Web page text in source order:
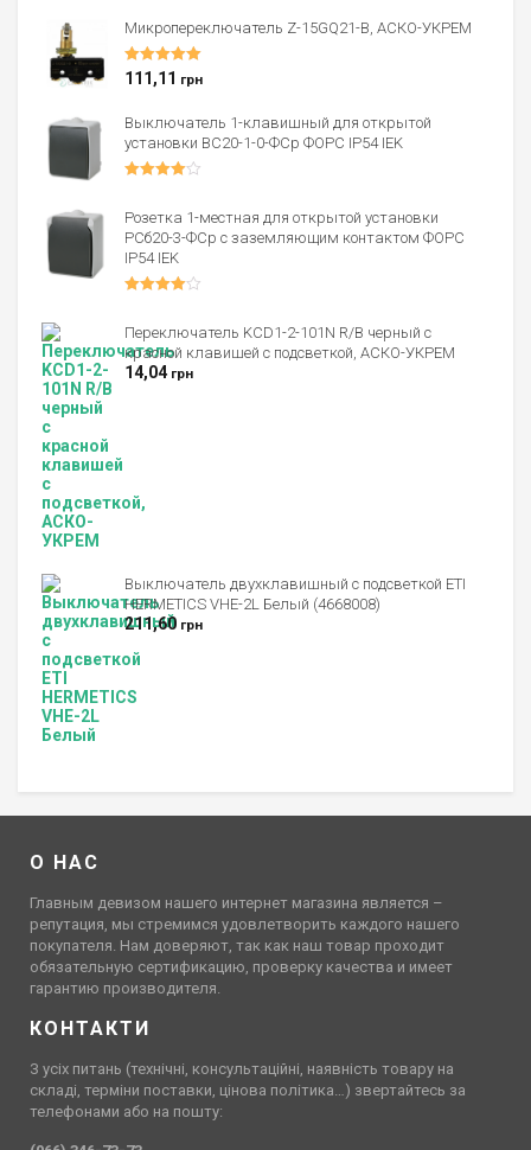
Микропереключатель Z-15GQ21-B, АСКО-УКРЕМ
Оценка5.00
из 5
111,11 грн
Выключатель 1-клавишный для открытой
установки ВС20-1-0-ФСр ФОРС IP54 IEK
Розетка 1-местная для открытой установки
РСб20-3-ФСр с заземляющим контактом ФОРС
IP54 IEK
Переключатель KCD1-2-101N R/B черный с
красной клавишей с подсветкой, АСКО-УКРЕМ
14,04 грн
Выключатель двухклавишный с подсветкой ETI
HERMETICS VHE-2L Белый (4668008)
211,60 грн
О НАС
Главным девизом нашего интернет магазина является –
репутация, мы стремимся удовлетворить каждого нашего
покупателя. Нам доверяют, так как наш товар проходит
обязательную сертификацию, проверку качества и имеет
гарантию производителя.
КОНТАКТИ
З усіх питань (технічні, консультаційні, наявність товару на
складі, терміни поставки, цінова політика…) звертайтесь за
телефонами або на пошту: